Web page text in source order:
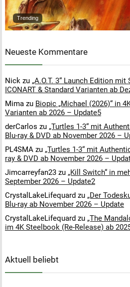
Trending
Neueste Kommentare
Nick zu „A.O.T. 3“ Launch Edition
ICONART & Standard Varianten ab
Mima zu Biopic „Michael (2026)“ in
Varianten ab 2026 – Update5
derCarlos zu „Turtles 1-3“ mit
Blu-ray & DVD ab November 2026 –
PL4SMA zu „Turtles 1-3“ mit
ray & DVD ab November 2026 –
Jimcarreyfan23 zu „Kill Switch“ in
September 2026 – Update2
CrystalLakeLifequard zu „Der
Blu-ray ab November 2026 – Update
CrystalLakeLifequard zu „The
im 4K Steelbook (Re-Release) ab
Aktuell beliebt